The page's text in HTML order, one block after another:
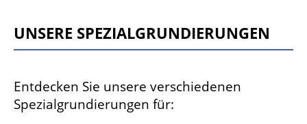
Unsere Spezialgrundierungen
Entdecken Sie unsere verschiedenen
Spezialgrundierungen für: